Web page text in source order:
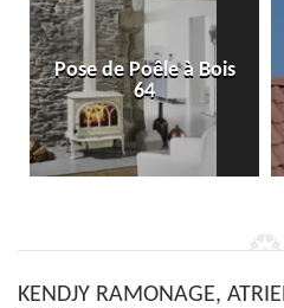
Pose de Poêle à Bois
64
KENDJY RAMONAGE,